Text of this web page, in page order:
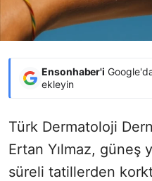
Ensonhaber'i
ekleyin
Türk Dermatoloji
Ertan Yılmaz, güneş
süreli tatillerden